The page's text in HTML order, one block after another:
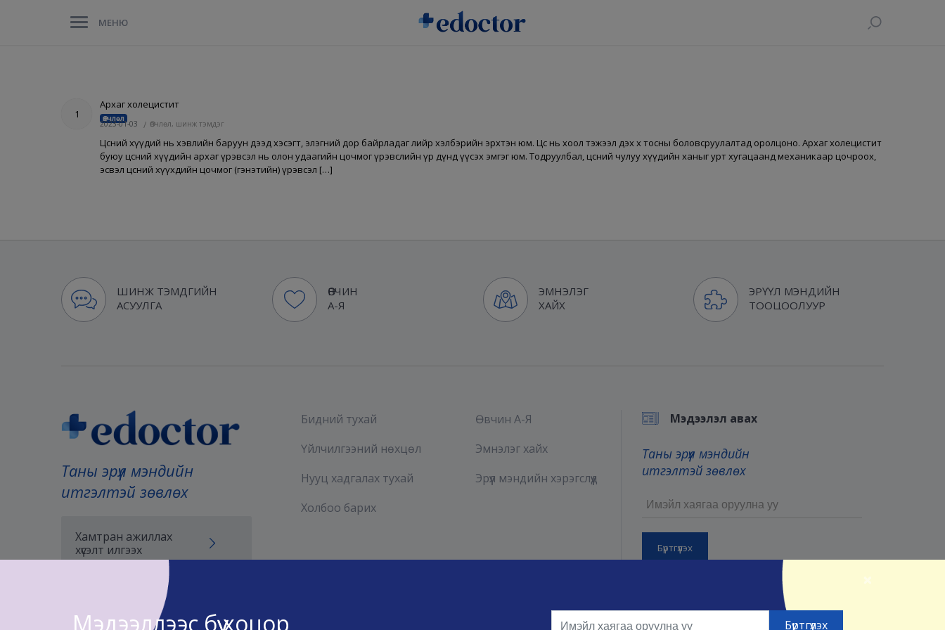
МЕНЮ
1
Архаг холецистит
Өвчлөл
2023-01-03 / Өвчлөл, шинж тэмдэг
Цөсний хүүдий нь хэвлийн баруун дээд хэсэгт, элэгний дор байрладаг лийр хэлбэрийн эрхтэн юм. Цөс нь хоол тэжээл дэх өөх тосны боловсруулалтад оролцоно. Архаг холецистит
буюу цөсний хүүдийн архаг үрэвсэл нь олон удаагийн цочмог үрэвслийн үр дүнд үүсэх эмгэг юм. Тодруулбал, цөсний чулуу хүүдийн ханыг урт хугацаанд механикаар цочроох,
эсвэл цөсний хүүхдийн цочмог (гэнэтийн) үрэвсэл […]
Мэдээллээс бүү хоцор
ШИНЖ ТЭМДГИЙН
АСУУЛГА
ӨВЧИН
А-Я
ЭМНЭЛЭГ
ХАЙХ
ЭРҮҮЛ МЭНДИЙН
ТООЦООЛУУР
Таны эрүүл мэндийн
итгэлтэй зөвлөх
Хамтран ажиллах
хүсэлт илгээх
Бидний тухай
Үйлчилгээний нөхцөл
Нууц хадгалах тухай
Холбоо барих
Өвчин А-Я
Эмнэлэг хайх
Эрүүл мэндийн хэрэгслүүд
Мэдээлэл авах
Таны эрүүл мэндийн
итгэлтэй зөвлөх
Үйлчилгээний нөхцөл
зөвшөөрсөнд тооцно.